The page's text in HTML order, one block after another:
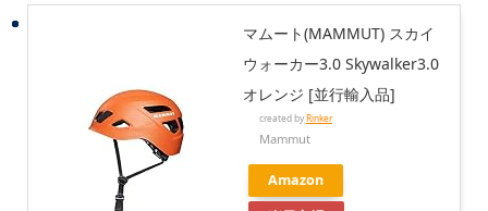
マムート(MAMMUT) スカイ
ウォーカー3.0 Skywalker3.0
オレンジ [並行輸入品]
created byRinker
Mammut
Amazon